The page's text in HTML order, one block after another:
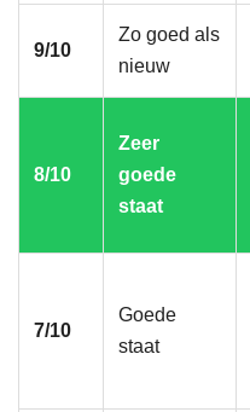
9/10
Zo goed als
nieuw
8/10
Zeer
goede
staat
7/10
Goede
staat